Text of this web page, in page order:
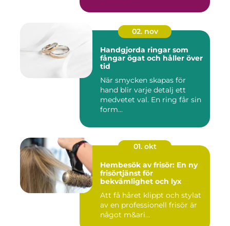
02. nov
Handgjorda ringar som
fångar ögat och håller över
tid
När smycken skapas för
hand blir varje detalj ett
medvetet val. En ring får sin
form...
01. okt
Hembesök av frisör: En ny
frisörtjänst för
bekvämlighet och lyx
Att få håret klippt och stylat
av en professionell frisör är
något m&ari...